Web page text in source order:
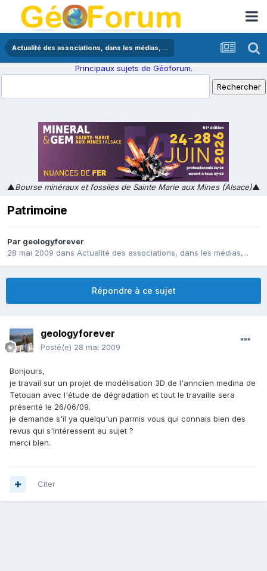
Actualité des associations, dans les médias,...
Principaux sujets de Géoforum.
▲Bourse minéraux et fossiles de Sainte Marie aux Mines (Alsace)▲
Patrimoine
Par geologyforever
28 mai 2009 dans Actualité des associations, dans les médias,...
Répondre à ce sujet
geologyforever
Posté(e) 28 mai 2009
Bonjours,
je travail sur un projet de modélisation 3D de l'anncien medina de
Tetouan avec l'étude de dégradation et tout le travaille sera
présenté le 26/06/09.
je demande s'il ya quelqu'un parmis vous qui connais bien des
revus qui s'intéressent au sujet ?
merci bien.
Citer